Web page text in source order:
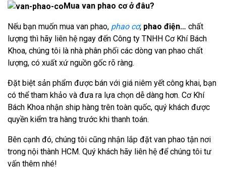
Mua van phao cơ ở đâu?
Nếu bạn muốn mua van phao, phao cơ, phao điện… chất
lượng thì hãy liên hệ ngay đến Công ty TNHH Cơ Khí Bách
Khoa, chúng tôi là nhà phân phối các dòng van phao chất
lượng, có xuất xứ nguồn gốc rõ ràng.
Đặt biệt sản phẩm được bán với giá niêm yết công khai, bạn
có thể tham khảo và đưa ra lựa chọn dễ dàng hơn. Cơ Khí
Bách Khoa nhận ship hàng trên toàn quốc, quý khách được
quyền kiểm tra hàng trước khi thanh toán.
Bên cạnh đó, chúng tôi cũng nhận lắp đặt van phao tận nơi
trong nội thành HCM. Quý khách hãy liên hệ để chúng tôi tư
vấn thêm nhé!